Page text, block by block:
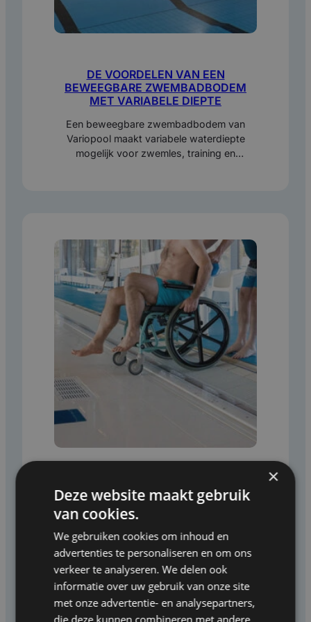
DE VOORDELEN VAN EEN
BEWEEGBARE ZWEMBADBODEM
MET VARIABELE DIEPTE
Een beweegbare zwembadbodem van
Variopool maakt variabele waterdiepte
mogelijk voor zwemles, training en
DE VOORDELEN VAN
HYDROTHERAPIE MET EEN
BEWEEGBARE ZWEMBADBODEM:
VEILIG REVALIDEREN MET
VARIABELE WATERDIEPTE
Hydrotherapie (aquatische fysiotherapie) is
effectiever met een beweegbare
zwembadbodem van Variopool. Ontdek
voordelen, ideale waterdieptes en
×
Deze website maakt gebruik
van cookies.
We gebruiken cookies om inhoud en
advertenties te personaliseren en om ons
verkeer te analyseren. We delen ook
informatie over uw gebruik van onze site
met onze advertentie- en analysepartners,
die deze kunnen combineren met andere